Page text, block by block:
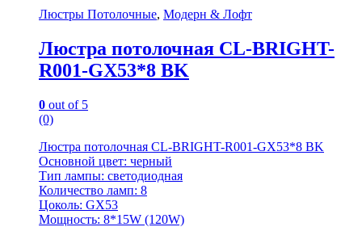
Люстры Потолочные, Модерн & Лофт
Люстра потолочная CL-BRIGHT-
R001-GX53*8 BK
0 out of 5
(0)
Люстра потолочная CL-BRIGHT-R001-GX53*8 BK
Основной цвет: черный
Тип лампы: светодиодная
Количество ламп: 8
Цоколь: GX53
Мощность: 8*15W (120W)